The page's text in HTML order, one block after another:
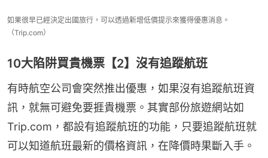
如果很早已經決定出國旅行，可以透過新增低價提示來獲得優惠消息。
（Trip.com）
10大陷阱買貴機票【2】沒有追蹤航班
有時航空公司會突然推出優惠，如果沒有追蹤航班資
訊，就無可避免要捱貴機票。其實部份旅遊網站如
Trip.com，都設有追蹤航班的功能，只要追蹤航班就
可以知道航班最新的價格資訊，在降價時果斷入手。